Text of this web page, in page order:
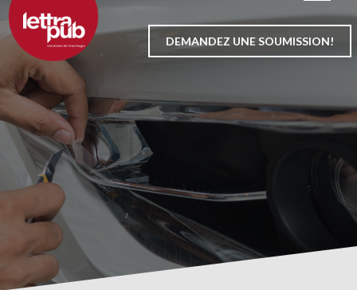
Aller
au
contenu
DEMANDEZ UNE SOUMISSION!